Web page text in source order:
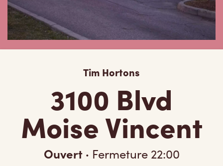
Tim Hortons
3100 Blvd
Moise Vincent
Ouvert · Fermeture 22:00